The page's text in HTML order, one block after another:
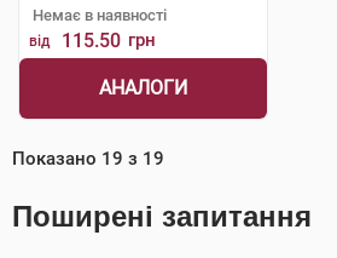
Немає в наявності
від 115.50 грн
АНАЛОГИ
Показано 19 з 19
Поширені запитання